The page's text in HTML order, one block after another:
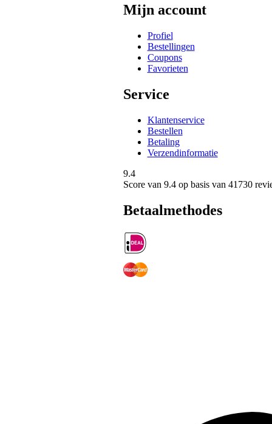
Mijn account
Profiel
Bestellingen
Coupons
Favorieten
Service
Klantenservice
Bestellen
Betaling
Verzendinformatie
9.4
Score van 9.4op basis van 41730
Betaalmethodes